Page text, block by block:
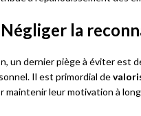
la
un dernier piège à éviter est
Il est primordial de
maintenir leur motivation à